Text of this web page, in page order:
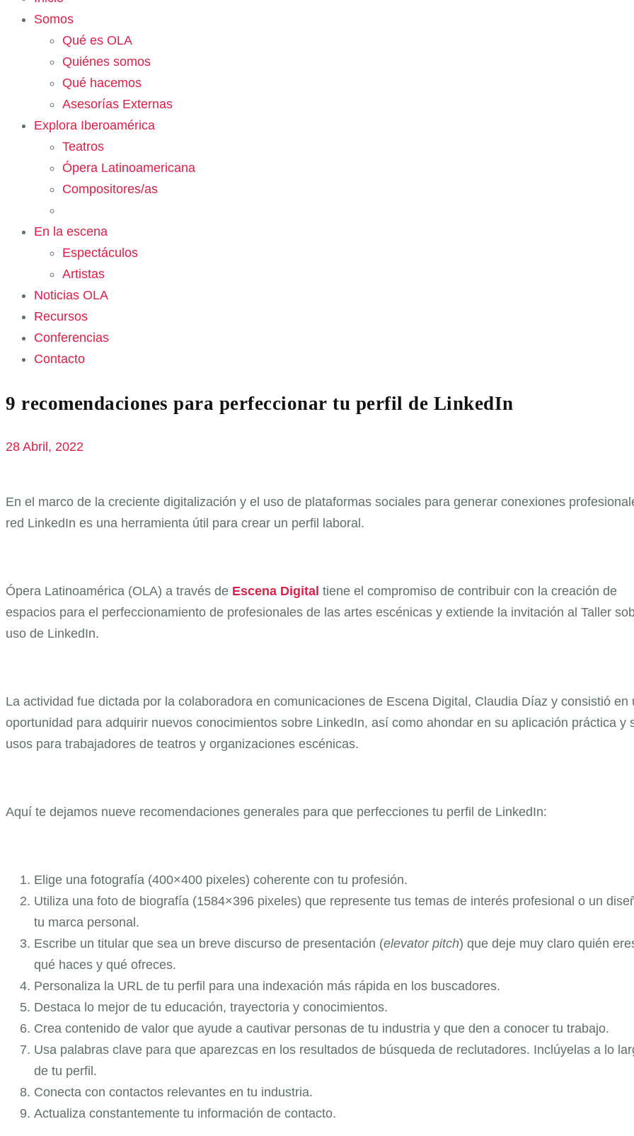
Somos
Qué es OLA
Quiénes somos
Qué hacemos
Asesorías Externas
Explora Iberoamérica
Teatros
Ópera Latinoamericana
Compositores/as
En la escena
Espectáculos
Artistas
Noticias OLA
Recursos
Conferencias
Contacto
9 recomendaciones para perfeccionar tu perfil de LinkedIn
28 Abril, 2022
En el marco de la creciente digitalización y el uso de plataformas sociales para generar conexiones
red LinkedIn es una herramienta útil para crear un perfil laboral.
Ópera Latinoamérica (OLA) a través de Escena Digital tiene el compromiso de contribuir con la creación de
espacios para el perfeccionamiento de profesionales de las artes escénicas y extiende la invitación al Taller
uso de LinkedIn.
La actividad fue dictada por la colaboradora en comunicaciones de Escena Digital, Claudia Díaz y consistió en
oportunidad para adquirir nuevos conocimientos sobre LinkedIn, así como ahondar en su aplicación práctica y
usos para trabajadores de teatros y organizaciones escénicas.
Aquí te dejamos nueve recomendaciones generales para que perfecciones tu perfil de LinkedIn:
Elige una fotografía (400×400 pixeles) coherente con tu profesión.
Utiliza una foto de biografía (1584×396 pixeles) que represente tus temas de interés profesional o un
tu marca personal.
Escribe un titular que sea un breve discurso de presentación (elevator pitch) que deje muy claro quién
qué haces y qué ofreces.
Personaliza la URL de tu perfil para una indexación más rápida en los buscadores.
Destaca lo mejor de tu educación, trayectoria y conocimientos.
Crea contenido de valor que ayude a cautivar personas de tu industria y que den a conocer tu trabajo.
Usa palabras clave para que aparezcas en los resultados de búsqueda de reclutadores. Inclúyelas a lo
de tu perfil.
Conecta con contactos relevantes en tu industria.
Actualiza constantemente tu información de contacto.